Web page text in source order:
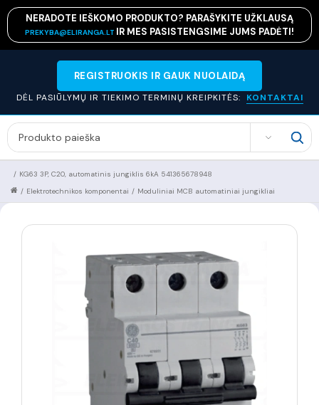
NERADOTE IEŠKOMO PRODUKTO? PARAŠYKITE UŽKLAUSĄ
PREKYBA@ELIRANGA.LT IR MES PASISTENGSIME JUMS PADĖTI!
REGISTRUOKIS IR GAUK NUOLAIDĄ
DĖL PASIŪLYMŲ IR TIEKIMO TERMINŲ KREIPKITĖS: KONTAKTAI
SEARCH
KG63 3P, C20, automatinis jungiklis 6kA 541365678948
/
Moduliniai MCB automatiniai jungikliai
/
Elektrotechnikos komponentai
/